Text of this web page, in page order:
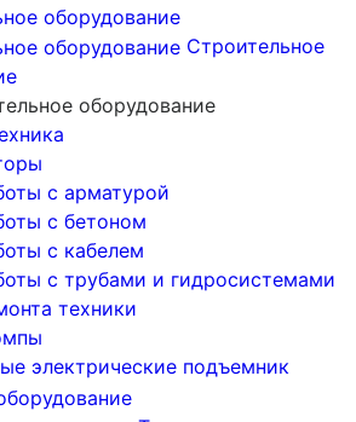
Строительное
оборудование
с арматурой
с бетоном
с кабелем
с трубами и гидросистемами
техники
электрические подъемник